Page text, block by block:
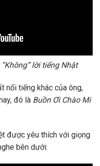
lời tiếng Nhật
nổi tiếng khác của ông,
đó là Buồn Ơi Chào Mi
được yêu thích với giọng
bên dưới: